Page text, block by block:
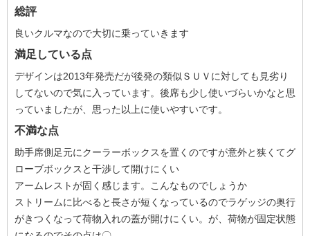
総評
良いクルマなので大切に乗っていきます
満足している点
デザインは2013年発売だが後発の類似ＳＵＶに対しても見劣り
してないので気に入っています。後席も少し使いづらいかなと思
っていましたが、思った以上に使いやすいです。
不満な点
助手席側足元にクーラーボックスを置くのですが意外と狭くてグ
ローブボックスと干渉して開けにくい
アームレストが固く感じます。こんなものでしょうか
ストリームに比べると長さが短くなっているのでラゲッジの奥行
がきつくなって荷物入れの蓋が開けにくい。が、荷物が固定状態